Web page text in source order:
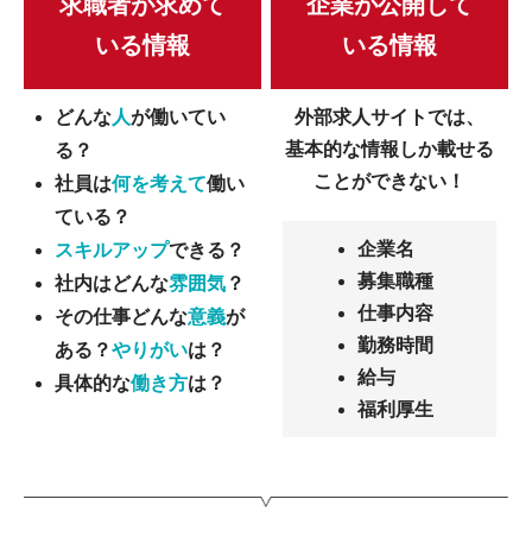
いる情報
どんな人が働いてい
る？
社員は何を考えて働い
ている？
スキルアップできる？
社内はどんな雰囲気 ？
その仕事どんな意義が
ある？やりがいは？
具体的な働き方は？
いる情報
外部求人サイトでは、
基本的な情報しか載せる
ことができない！
企業名
募集職種
仕事内容
勤務時間
給与
福利厚生